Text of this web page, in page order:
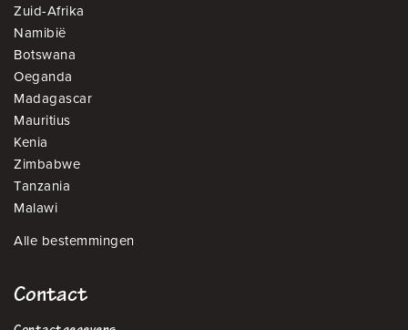
Zuid-Afrika
Namibië
Botswana
Oeganda
Madagascar
Mauritius
Kenia
Zimbabwe
Tanzania
Malawi
Alle bestemmingen
Contact